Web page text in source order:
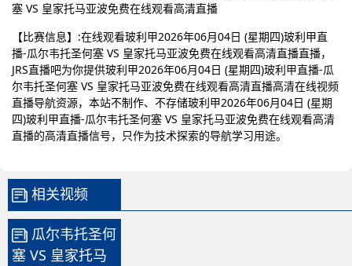
塞 VS 皇家托马亚波免费在线观看高清直播
【比赛信息】:在线观看玻利甲2026年06月04日 (星期四)玻利甲直
播-瓜尔韦托圣何塞 VS 皇家托马亚波免费在线观看高清直播直播，
JRS直播吧为你提供玻利甲2026年06月04日 (星期四)玻利甲直播-瓜
尔韦托圣何塞 VS 皇家托马亚波免费在线观看高清直播高清在线视频
直播导航资源，本站不制作、不存储玻利甲2026年06月04日 (星期
四)玻利甲直播-瓜尔韦托圣何塞 VS 皇家托马亚波免费在线观看高清
直播的高清直播信号，只作为技术探索的导航学习用途。
相关视频
瓜尔韦托圣何
塞 VS 皇家托马